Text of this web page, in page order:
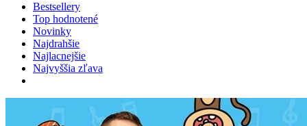
Bestsellery
Top hodnotené
Novinky
Najdrahšie
Najlacnejšie
Najvyššia zľava